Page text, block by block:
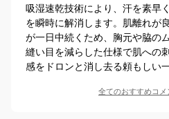
吸湿速乾技術により、汗を素早
を瞬時に解消します。肌離れが
が一日中続くため、胸元や脇の
縫い目を減らした仕様で肌への
感をドロンと消し去る頼もしい
全てのおすすめコメ